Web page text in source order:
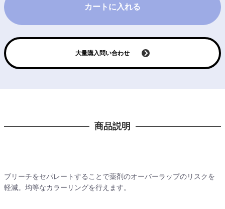
カートに入れる
大量購入問い合わせ
商品説明
ブリーチをセパレートすることで薬剤のオーバーラップのリスクを
軽減。均等なカラーリングを行えます。